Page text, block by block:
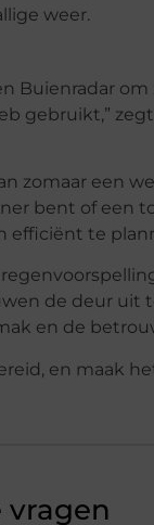
weer.
Buienradar
gebruikt,”
zomaar een
bent of een
efficiënt te
de deur uit
en de
en maak
vragen